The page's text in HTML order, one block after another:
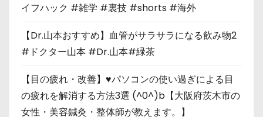
イフハック #雑学 #裏技 #shorts #海外
【Dr.山本おすすめ】血管がサラサラになる飲み物2
#ドクター山本 #Dr.山本#緑茶
【目の疲れ・改善】♥パソコンの使い過ぎによる目
の疲れを解消する方法3選 (^0^)b【大阪府茨木市の
女性・美容鍼灸・整体師が教えます。】